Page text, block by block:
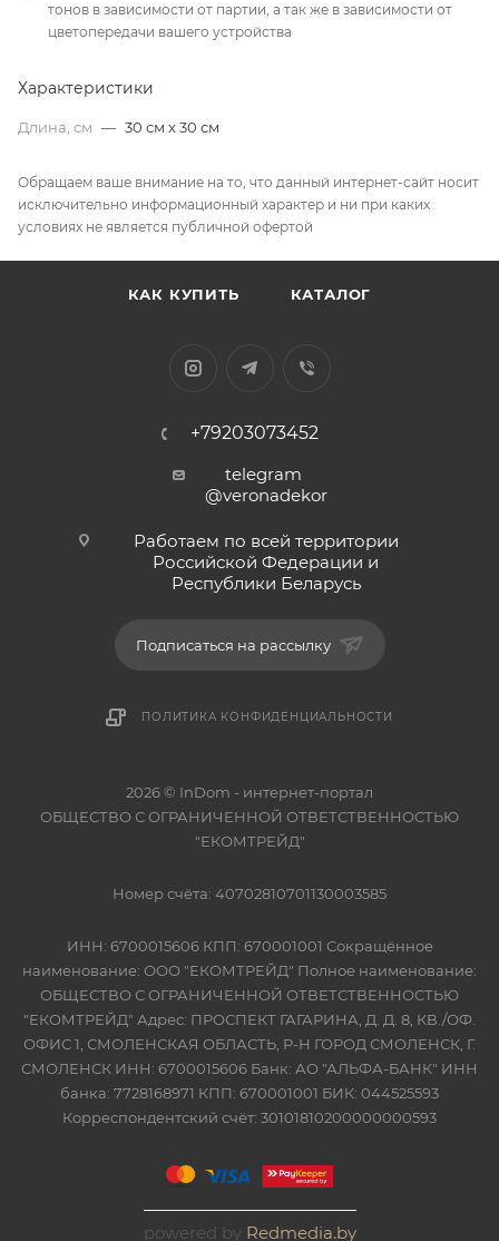
тонов в зависимости от партии, а так же в зависимости от
цветопередачи вашего устройства
Характеристики
Длина, см — 30 см x 30 см
Обращаем ваше внимание на то, что данный интернет-сайт носит
исключительно информационный характер и ни при каких
условиях не является публичной офертой
КАК КУПИТЬ КАТАЛОГ
+79203073452
telegram
@veronadekor
Работаем по всей территории
Российской Федерации и
Республики Беларусь
Подписаться на рассылку
ПОЛИТИКА КОНФИДЕНЦИАЛЬНОСТИ
2026 © InDom - интернет-портал
ОБЩЕСТВО С ОГРАНИЧЕННОЙ ОТВЕТСТВЕННОСТЬЮ
"ЕКОМТРЕЙД"
Номер счёта: 40702810701130003585
ИНН: 6700015606 КПП: 670001001 Сокращённое
наименование: ООО "ЕКОМТРЕЙД" Полное наименование:
ОБЩЕСТВО С ОГРАНИЧЕННОЙ ОТВЕТСТВЕННОСТЬЮ
"ЕКОМТРЕЙД" Адрес: ПРОСПЕКТ ГАГАРИНА, Д. Д. 8, КВ./ОФ.
ОФИС 1, СМОЛЕНСКАЯ ОБЛАСТЬ, Р-Н ГОРОД СМОЛЕНСК, Г.
СМОЛЕНСК ИНН: 6700015606 Банк: АО "АЛЬФА-БАНК" ИНН
банка: 7728168971 КПП: 670001001 БИК: 044525593
Корреспондентский счёт: 30101810200000000593
powered by Redmedia.by